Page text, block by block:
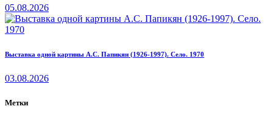
05.08.2026
Выставка одной картины А.С. Папикян (1926-1997). Село. 1970
03.08.2026
Метки